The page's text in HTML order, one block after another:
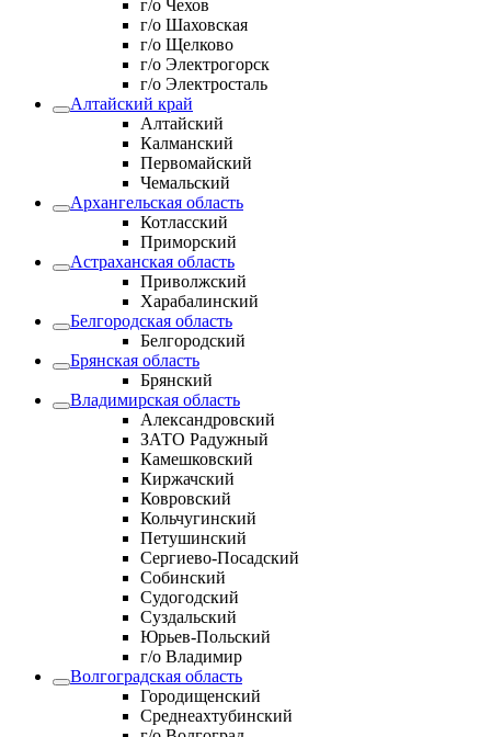
г/о Чехов
г/о Шаховская
г/о Щелково
г/о Электрогорск
г/о Электросталь
Алтайский край
Алтайский
Калманский
Первомайский
Чемальский
Архангельская область
Котласский
Приморский
Астраханская область
Приволжский
Харабалинский
Белгородская область
Белгородский
Брянская область
Брянский
Владимирская область
Александровский
ЗАТО Радужный
Камешковский
Киржачский
Ковровский
Кольчугинский
Петушинский
Сергиево-Посадский
Собинский
Судогодский
Суздальский
Юрьев-Польский
г/о Владимир
Волгоградская область
Городищенский
Среднеахтубинский